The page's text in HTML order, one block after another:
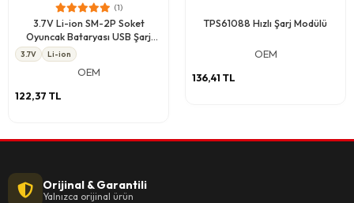
(1)
3.7V Li-ion SM-2P Soket
Oyuncak Bataryası USB Şarj
Kablosu
3.7V Li-ion
OEM
122,37 TL
TPS61088 Hızlı Şarj Modülü
OEM
136,41 TL
Orijinal & Garantili
Yalnızca orijinal ürün